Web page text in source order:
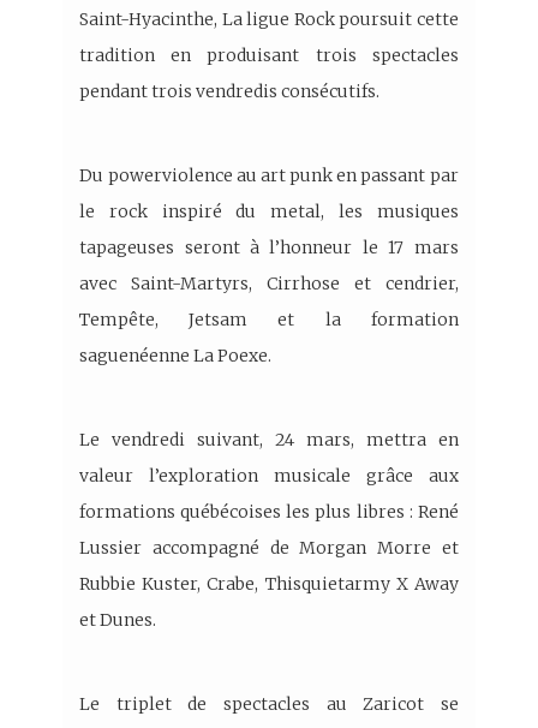
Saint-Hyacinthe, La ligue Rock poursuit cette
tradition en produisant trois spectacles
pendant trois vendredis consécutifs.
Du powerviolence au art punk en passant par
le rock inspiré du metal, les musiques
tapageuses seront à l’honneur le 17 mars
avec Saint-Martyrs, Cirrhose et cendrier,
Tempête, Jetsam et la formation
saguenéenne La Poexe.
Le vendredi suivant, 24 mars, mettra en
valeur l’exploration musicale grâce aux
formations québécoises les plus libres : René
Lussier accompagné de Morgan Morre et
Rubbie Kuster, Crabe, Thisquietarmy X Away
et Dunes.
Le triplet de spectacles au Zaricot se